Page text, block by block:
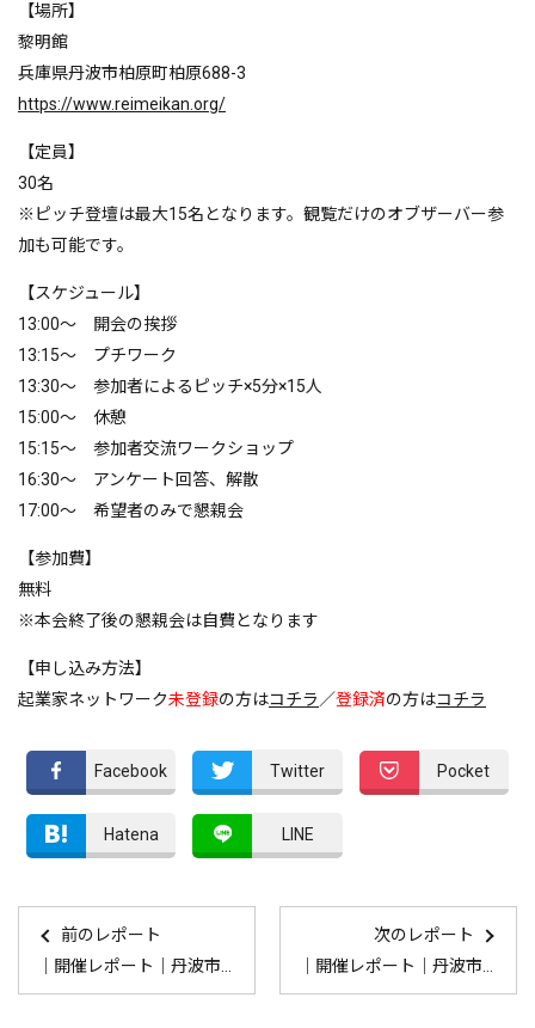
【場所】
黎明館
兵庫県丹波市柏原町柏原688-3
https://www.reimeikan.org/
【定員】
30名
※ピッチ登壇は最大15名となります。観覧だけのオブザーバー参
加も可能です。
【スケジュール】
13:00～ 開会の挨拶
13:15～ プチワーク
13:30～ 参加者によるピッチ×5分×15人
15:00～ 休憩
15:15～ 参加者交流ワークショップ
16:30～ アンケート回答、解散
17:00～ 希望者のみで懇親会
【参加費】
無料
※本会終了後の懇親会は自費となります
【申し込み方法】
起業家ネットワーク未登録の方はコチラ ／登録済の方はコチラ
Facebook Twitter Pocket
Hatena LINE
前のレポート
次のレポート